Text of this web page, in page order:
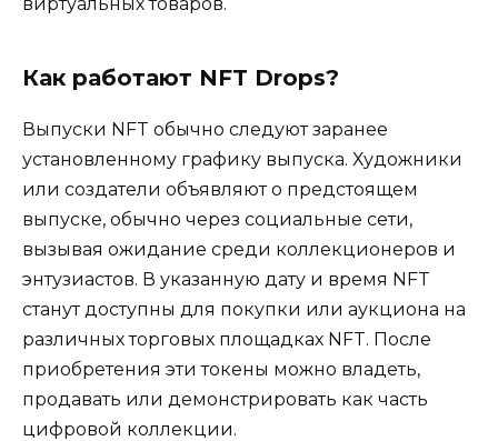
Как работают NFT Drops?
Выпуски NFT обычно следуют заранее
установленному графику выпуска. Художники
или создатели объявляют о предстоящем
выпуске, обычно через социальные сети,
вызывая ожидание среди коллекционеров и
энтузиастов. В указанную дату и время NFT
станут доступны для покупки или аукциона на
различных торговых площадках NFT. После
приобретения эти токены можно владеть,
продавать или демонстрировать как часть
цифровой коллекции.